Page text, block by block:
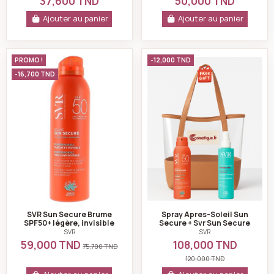
Ajouter au panier Ajouter au panier
SVR Sun Secure Brume SPF50+ légère, invisible 200ml
PROMO !
-16,700 TND
SVR Sun Secure Brume
SPF50+ légère, invisible
200ml
SVR
59,000 TND75,700 TND
-12,000 TND
Spray Apres-Soleil Sun
Secure + Svr Sun Secure
Brume Solaire Spf50+
SVR
108,000 TND
120,000 TND